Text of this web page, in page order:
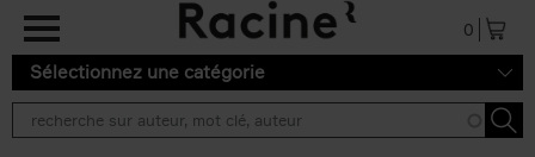
Aller au contenu principal
0
Sélectionnez une catégorie